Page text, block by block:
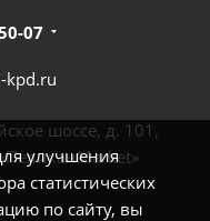
улучшения
статистических
по сайту, вы
07
kpd.ru
шоссе, д. 101,